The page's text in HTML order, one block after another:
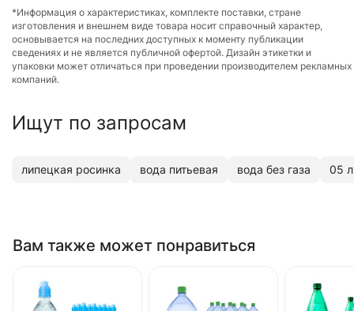
*Информация о характеристиках, комплекте поставки, стране
изготовления и внешнем виде товара носит справочный характер,
основывается на последних доступных к моменту публикации
сведениях и не является публичной офертой. Дизайн этикетки и
упаковки может отличаться при проведении производителем рекламных
компаний.
Ищут по запросам
липецкая росинка вода питьевая вода без газа 05
Вам также может понравиться